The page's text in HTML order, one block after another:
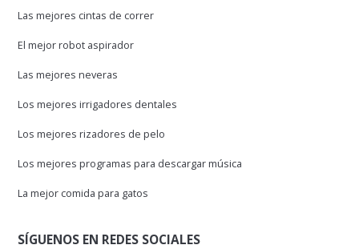
Las mejores cintas de correr
El mejor robot aspirador
Las mejores neveras
Los mejores irrigadores dentales
Los mejores rizadores de pelo
Los mejores programas para descargar música
La mejor comida para gatos
SÍGUENOS EN REDES SOCIALES